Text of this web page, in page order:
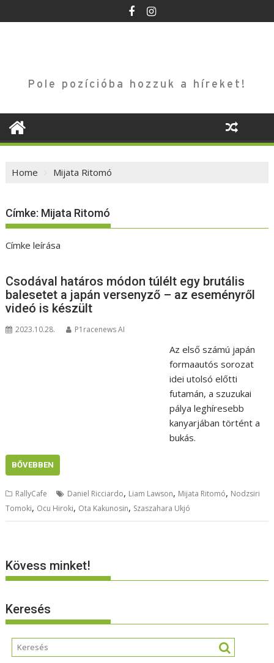
to
Pole pozícióba hozzuk a híreket!
Home Mijata Ritomó
Címke: Mijata Ritomó
Címke leírása
Csodával határos módon túlélt egy brutális
balesetet a japán versenyző – az eseményről
videó is készült
2023.10.28. P1racenews AI
Az első számú japán
formaautós sorozat
idei utolsó előtti
futamán, a szuzukai
pálya leghíresebb
kanyarjában történt a
bukás.
BŐVEBBEN
RallyCafe Daniel Ricciardo, Liam Lawson, Mijata Ritomó, Nodzsiri
Tomoki, Ocu Hiroki, Ota Kakunosin, Szaszahara Ukjó
Kövess minket!
Keresés